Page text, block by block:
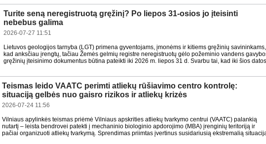
Turite seną neregistruotą gręžinį? Po liepos 31-osios jo įteisinti
nebebus galima
2026-07-27 11:51
Lietuvos geologijos tarnyba (LGT) primena gyventojams, įmonėms ir kitiems gręžinių savininkams,
kad anksčiau įrengtų, tačiau Žemės gelmių registre neregistruotų gėlo požeminio vandens
gręžinių įteisinimo dokumentus būtina pateikti iki 2026 m. liepos 31 d. Svarbu tai, kad iki šios
Teismas leido VAATC perimti atliekų rūšiavimo centro kontrolę:
situaciją gelbės nuo gaisro rizikos ir atliekų krizės
2026-07-24 11:56
Vilniaus apylinkės teismas priėmė Vilniaus apskrities atliekų tvarkymo centrui (VAATC) palankią
nutartį – leista bendrovei patekti į mechaninio biologinio apdorojimo (MBA) įrenginių teritoriją ir
pačiai organizuoti atliekų tvarkymą. Sprendimas priimtas įvertinus susidariusią ekstremalią